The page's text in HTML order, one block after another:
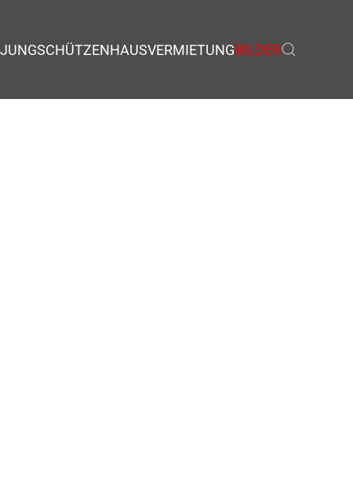
JUNGSCHÜTZENHAUSVERMIETUNGBILDER